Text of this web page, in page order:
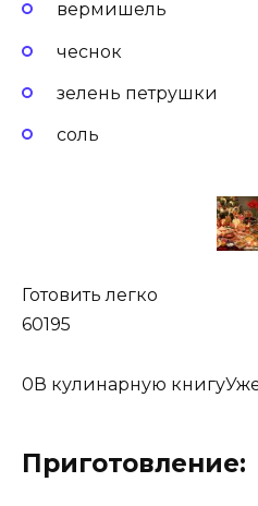
вермишель
чеснок
зелень петрушки
соль
Готовить легко
60195
0В кулинарную
Приготовление: